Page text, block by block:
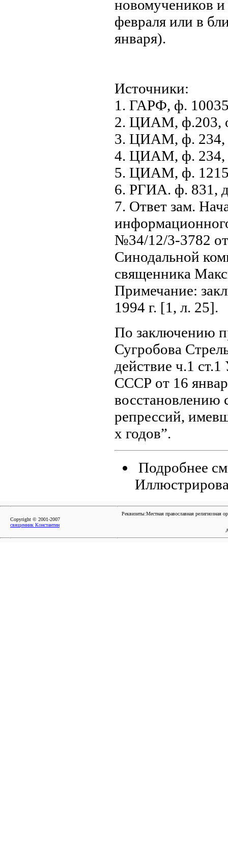
новомучеников
февраля или в
января).
Источники:
1. ГАРФ, ф.
2. ЦИАМ, ф.203,
3. ЦИАМ, ф. 234,
4. ЦИАМ, ф. 234,
5. ЦИАМ, ф.
6. РГИА. ф. 831,
7. Ответ зам.
№34/12/3-3782 от
Синодальной
священника
Примечание:
1994 г. [1, л. 25].
По заключению
Сугробова
действие ч.1
СССР от 16
восстановлению
репрессий,
х годов”.
Подробнее
Copyright © 2001-2007
священник Константин
Реквизиты:Местная православная